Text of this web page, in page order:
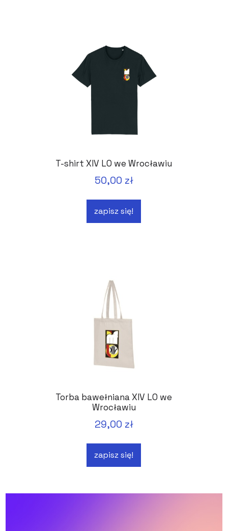
T-shirt XIV LO we Wrocławiu
50,00 zł
zapisz się!
Torba bawełniana XIV LO we
Wrocławiu
29,00 zł
zapisz się!